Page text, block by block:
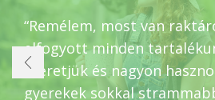
KOVÁCS
“Nagyon jók a